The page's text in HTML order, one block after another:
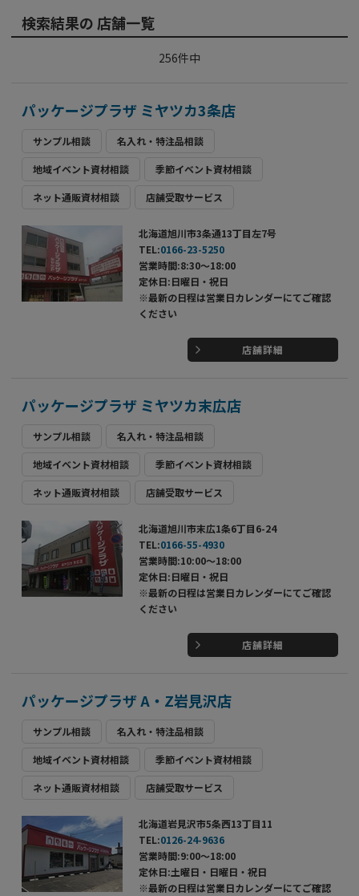
検索結果の 店舗一覧
256件中
パッケージプラザ ミヤツカ3条店
サンプル相談 名入れ・特注品相談
地域イベント資材相談 季節イベント資材相談
ネット通販資材相談 店舗受取サービス
北海道旭川市3条通13丁目左7号
TEL:0166-23-5250
営業時間:8:30～18:00
定休日:日曜日・祝日
※最新の日程は営業日カレンダーにてご確認
ください
店舗詳細
パッケージプラザ ミヤツカ末広店
サンプル相談 名入れ・特注品相談
地域イベント資材相談 季節イベント資材相談
ネット通販資材相談 店舗受取サービス
北海道旭川市末広1条6丁目6-24
TEL:0166-55-4930
営業時間:10:00～18:00
定休日:日曜日・祝日
※最新の日程は営業日カレンダーにてご確認
ください
店舗詳細
パッケージプラザ A・Z岩見沢店
サンプル相談 名入れ・特注品相談
地域イベント資材相談 季節イベント資材相談
ネット通販資材相談 店舗受取サービス
北海道岩見沢市5条西13丁目11
TEL:0126-24-9636
営業時間:9:00～18:00
定休日:土曜日・日曜日・祝日
※最新の日程は営業日カレンダーにてご確認